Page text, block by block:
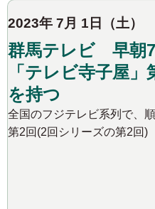
2023年 7月 1日（土）
群馬テレビ 早朝
「テレビ寺子屋
を持つ
全国のフジテレビ系列で、
第2回(2回シリーズの第2回)